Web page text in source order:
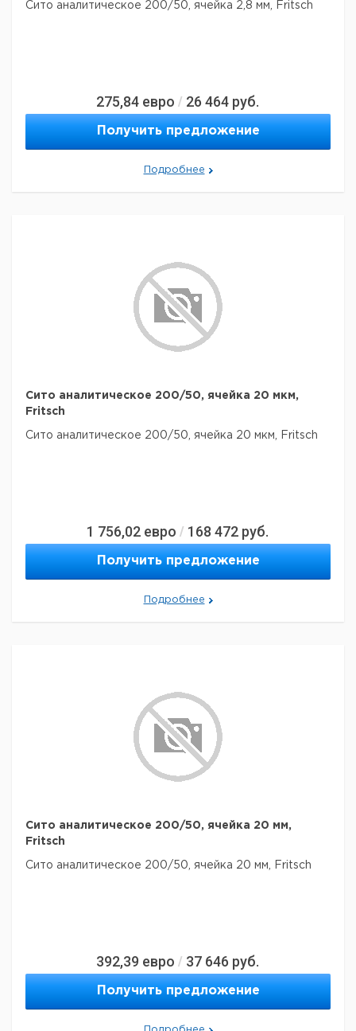
Сито аналитическое 200/50, ячейка 2,8 мм, Fritsch
275,84 евро / 26 464 руб.
Получить предложение
Подробнее
Сито аналитическое 200/50, ячейка 20 мкм,
Fritsch
Сито аналитическое 200/50, ячейка 20 мкм, Fritsch
1 756,02 евро / 168 472 руб.
Получить предложение
Подробнее
Сито аналитическое 200/50, ячейка 20 мм,
Fritsch
Сито аналитическое 200/50, ячейка 20 мм, Fritsch
392,39 евро / 37 646 руб.
Получить предложение